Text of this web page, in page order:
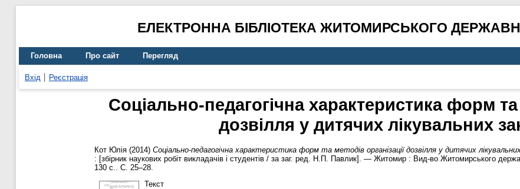
ЕЛЕКТРОННА БІБЛІОТЕКА ЖИТОМИРСЬКОГО
Головна Про сайт Перегляд
Вхід Реєстрація
Соціально-педагогічна характеристика форм та
дозвілля у дитячих лікувальних
Кот Юлія (2014) Соціально-педагогічна характеристика форм та методів організації дозвілля у дитячих
: [збірник наукових робіт викладачів і студентів / за заг. ред. Н.П. Павлик]. — Житомир : Вид-во Житомирського
130 с.. С. 25–28.
Текст